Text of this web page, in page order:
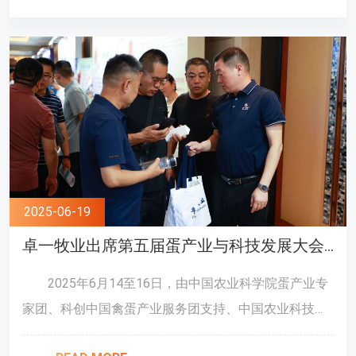
2025-06-19
卓一牧业出席第五届蛋产业与科技发展大会，助力蛋业高质量发展
2025年6月14至16日，由中国农业科学院蛋产业专
家团、科创中国禽蛋产业服务团支持、中国农业科技国